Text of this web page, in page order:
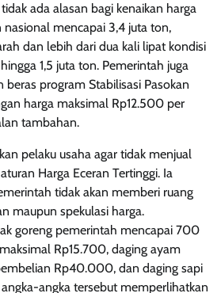
ada alasan bagi kenaikan harga
nasional mencapai 3,4 juta ton,
dan lebih dari dua kali lipat kondisi
1,5 juta ton. Pemerintah juga
beras program Stabilisasi Pasokan
harga maksimal Rp12.500 per
tambahan.
pelaku usaha agar tidak menjual
Harga Eceran Tertinggi. Ia
tidak akan memberi ruang
maupun spekulasi harga.
goreng pemerintah mencapai 700
Rp15.700, daging ayam
Rp40.000, dan daging sapi
angka tersebut memperlihatkan